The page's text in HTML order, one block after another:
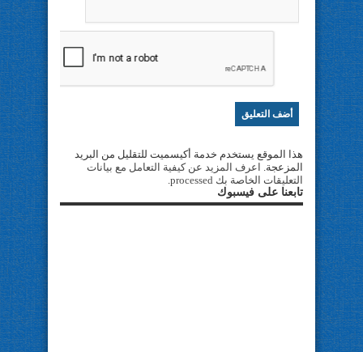
هذا الموقع يستخدم خدمة أكيسميت للتقليل من البريد
المزعجة. اعرف المزيد عن كيفية التعامل مع بيانات
التعليقات الخاصة بك processed
.
تابعنا على فيسبوك